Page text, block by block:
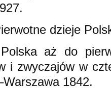
dzieje
aż do
i zwyczajów w
1842.